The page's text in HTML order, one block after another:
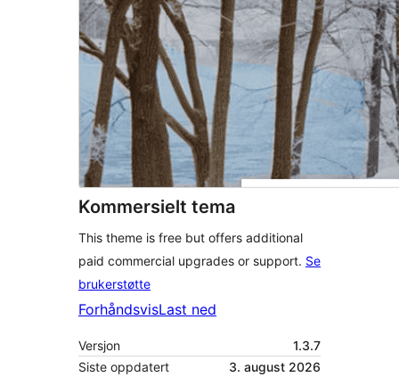
Kommersielt tema
This theme is free but offers additional
paid commercial upgrades or support. Se
brukerstøtte
ForhåndsvisLast ned
Versjon
1.3.7
Siste oppdatert
3. august 2026